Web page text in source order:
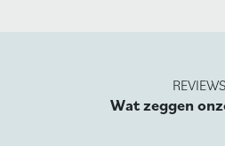
REVIEWS
Wat zeggen